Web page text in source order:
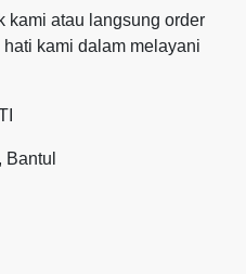
kami atau langsung order
kami dalam melayani